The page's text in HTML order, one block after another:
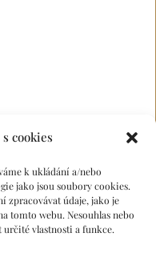
cookies
k ukládání a/nebo
jako jsou soubory cookies.
zpracovávat údaje, jako je
tomto webu. Nesouhlas nebo
vlastnosti a funkce.